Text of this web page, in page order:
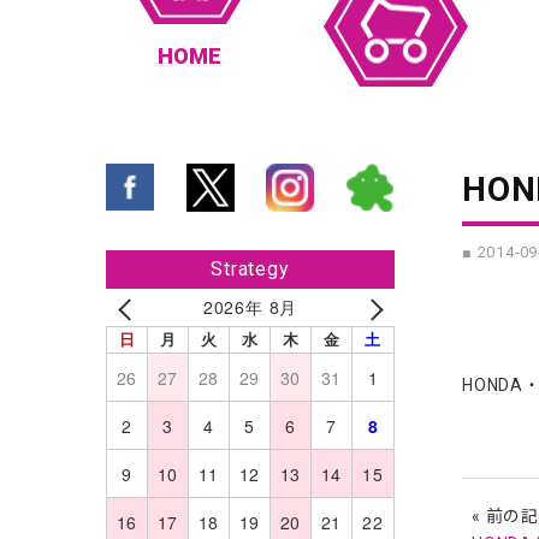
HOME
Strategy
2026年 8月
日 月 火 水 木 金 土
26 27 28 29 30 31
1
2
3 4 5 6 7
8
9
10 11 12 13 14
15
16
17 18 19 20 21 22
■ 2014-
HONDA
« 前の